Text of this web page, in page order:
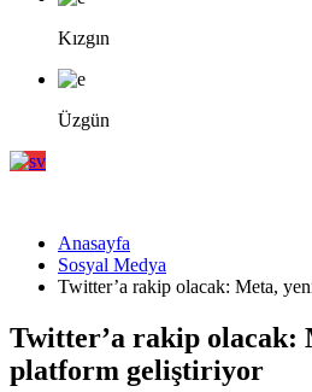
Kızgın
Üzgün
Anasayfa
Sosyal Medya
Twitter’a rakip olacak: Meta,
Twitter’a rakip olacak:
platform geliştiriyor